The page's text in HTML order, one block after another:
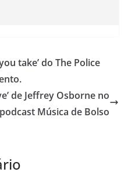
take’ do The Police
de Jeffrey Osborne no
podcast Música de Bolso